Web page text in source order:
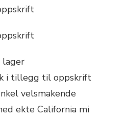
lager
i tillegg til oppskrift
velsmakende
ekte California mi